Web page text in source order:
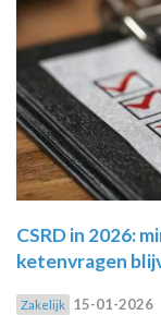
CSRD in 2026:
ketenvragen
Zakelijk 15-01-2026